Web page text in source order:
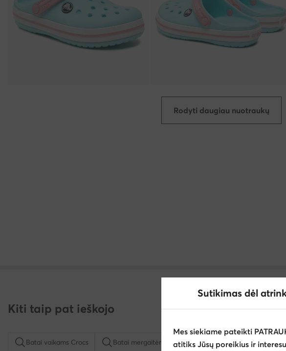
Rodyti daugiau nuotraukų
Kiti taip pat ieškojo
Batai vaikams Crocs Batai mergaitėms Crocs Šlepetės ir šlepetės
Sutikimas dėl
Mes siekiame pateikti
atitiks Jūsų poreikius ir